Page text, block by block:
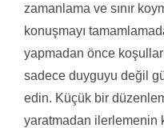
zamanlama ve sınır
konuşmayı
yapmadan önce
sadece duyguyu değil
edin. Küçük bir
yaratmadan ilerlemenin